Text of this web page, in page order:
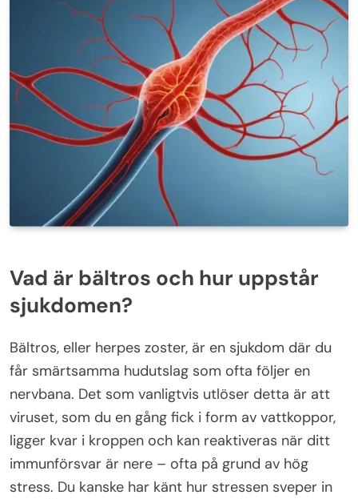
Vad är bältros och hur uppstår
sjukdomen?
Bältros, eller herpes zoster, är en sjukdom där du
får smärtsamma hudutslag som ofta följer en
nervbana. Det som vanligtvis utlöser detta är att
viruset, som du en gång fick i form av vattkoppor,
ligger kvar i kroppen och kan reaktiveras när ditt
immunförsvar är nere – ofta på grund av hög
stress. Du kanske har känt hur stressen sveper in